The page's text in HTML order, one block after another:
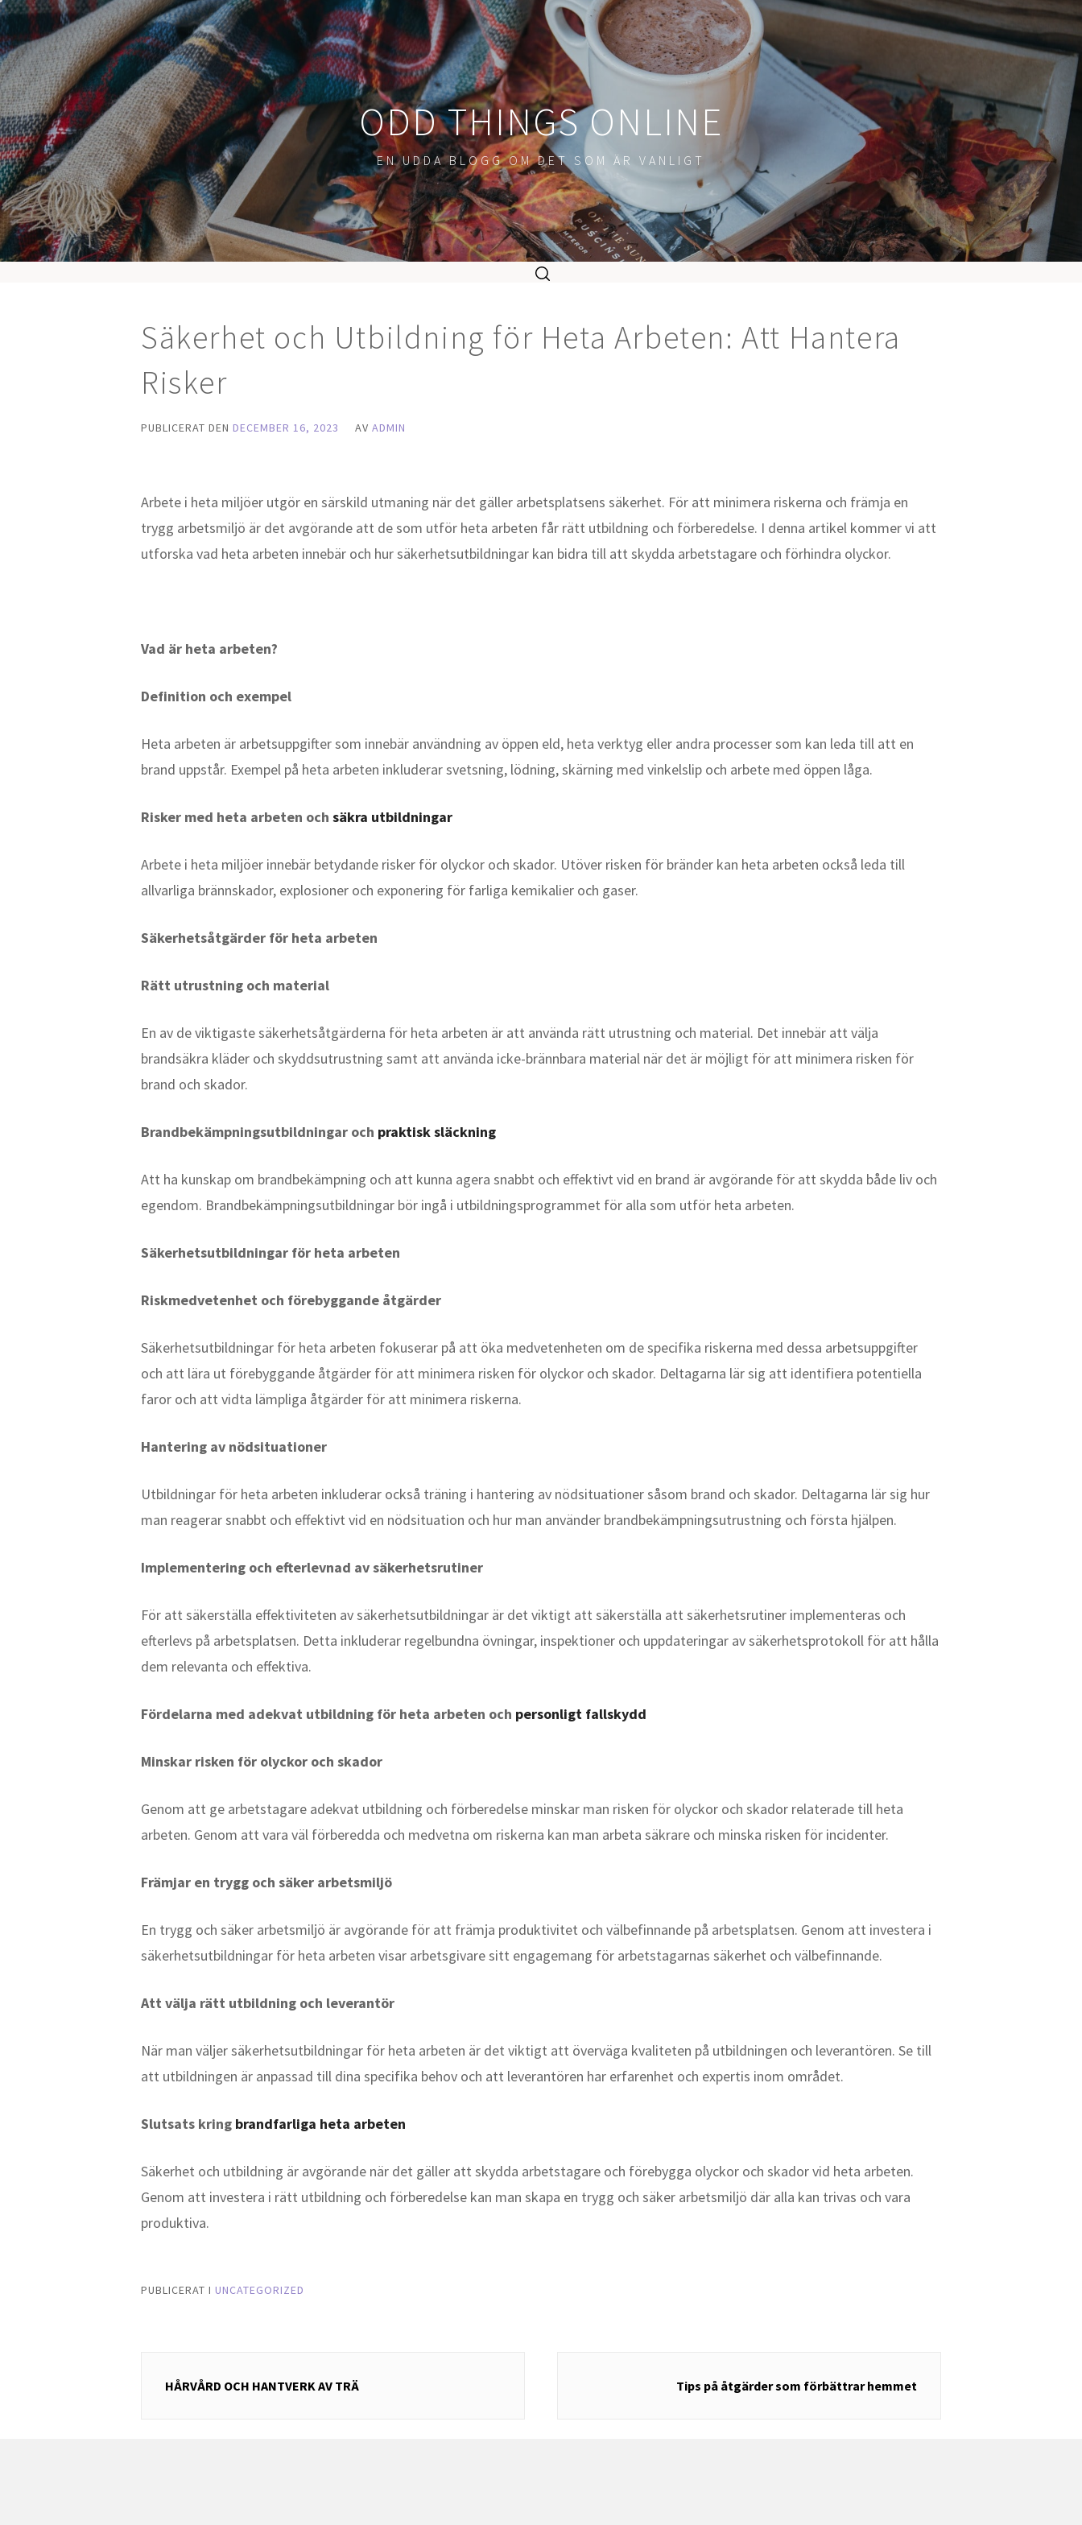
Hoppa
till
innehåll
ODD THINGS ONLINE
EN UDDA BLOGG OM DET SOM ÄR VANLIGT
Säkerhet och Utbildning för Heta Arbeten: Att Hantera
Risker
PUBLICERAT DEN DECEMBER 16, 2023 AV ADMIN
Arbete i heta miljöer utgör en särskild utmaning när det gäller arbetsplatsens säkerhet. För att minimera riskerna och främja en
trygg arbetsmiljö är det avgörande att de som utför heta arbeten får rätt utbildning och förberedelse. I denna artikel kommer vi att
utforska vad heta arbeten innebär och hur säkerhetsutbildningar kan bidra till att skydda arbetstagare och förhindra olyckor.
Vad är heta arbeten?
Definition och exempel
Heta arbeten är arbetsuppgifter som innebär användning av öppen eld, heta verktyg eller andra processer som kan leda till att en
brand uppstår. Exempel på heta arbeten inkluderar svetsning, lödning, skärning med vinkelslip och arbete med öppen låga.
Risker med heta arbeten och säkra utbildningar
Arbete i heta miljöer innebär betydande risker för olyckor och skador. Utöver risken för bränder kan heta arbeten också leda till
allvarliga brännskador, explosioner och exponering för farliga kemikalier och gaser.
Säkerhetsåtgärder för heta arbeten
Rätt utrustning och material
En av de viktigaste säkerhetsåtgärderna för heta arbeten är att använda rätt utrustning och material. Det innebär att välja
brandsäkra kläder och skyddsutrustning samt att använda icke-brännbara material när det är möjligt för att minimera risken för
brand och skador.
Brandbekämpningsutbildningar och praktisk släckning
Att ha kunskap om brandbekämpning och att kunna agera snabbt och effektivt vid en brand är avgörande för att skydda både liv och
egendom. Brandbekämpningsutbildningar bör ingå i utbildningsprogrammet för alla som utför heta arbeten.
Säkerhetsutbildningar för heta arbeten
Riskmedvetenhet och förebyggande åtgärder
Säkerhetsutbildningar för heta arbeten fokuserar på att öka medvetenheten om de specifika riskerna med dessa arbetsuppgifter
och att lära ut förebyggande åtgärder för att minimera risken för olyckor och skador. Deltagarna lär sig att identifiera potentiella
faror och att vidta lämpliga åtgärder för att minimera riskerna.
Hantering av nödsituationer
Utbildningar för heta arbeten inkluderar också träning i hantering av nödsituationer såsom brand och skador. Deltagarna lär sig hur
man reagerar snabbt och effektivt vid en nödsituation och hur man använder brandbekämpningsutrustning och första hjälpen.
Implementering och efterlevnad av säkerhetsrutiner
För att säkerställa effektiviteten av säkerhetsutbildningar är det viktigt att säkerställa att säkerhetsrutiner implementeras och
efterlevs på arbetsplatsen. Detta inkluderar regelbundna övningar, inspektioner och uppdateringar av säkerhetsprotokoll för att hålla
dem relevanta och effektiva.
Fördelarna med adekvat utbildning för heta arbeten och personligt fallskydd
Minskar risken för olyckor och skador
Genom att ge arbetstagare adekvat utbildning och förberedelse minskar man risken för olyckor och skador relaterade till heta
arbeten. Genom att vara väl förberedda och medvetna om riskerna kan man arbeta säkrare och minska risken för incidenter.
Främjar en trygg och säker arbetsmiljö
En trygg och säker arbetsmiljö är avgörande för att främja produktivitet och välbefinnande på arbetsplatsen. Genom att investera i
säkerhetsutbildningar för heta arbeten visar arbetsgivare sitt engagemang för arbetstagarnas säkerhet och välbefinnande.
Att välja rätt utbildning och leverantör
När man väljer säkerhetsutbildningar för heta arbeten är det viktigt att överväga kvaliteten på utbildningen och leverantören. Se till
att utbildningen är anpassad till dina specifika behov och att leverantören har erfarenhet och expertis inom området.
Slutsats kring brandfarliga heta arbeten
Säkerhet och utbildning är avgörande när det gäller att skydda arbetstagare och förebygga olyckor och skador vid heta arbeten.
Genom att investera i rätt utbildning och förberedelse kan man skapa en trygg och säker arbetsmiljö där alla kan trivas och vara
produktiva.
PUBLICERAT I UNCATEGORIZED
HÅRVÅRD OCH HANTVERK AV TRÄ Tips på åtgärder som förbättrar hemmet